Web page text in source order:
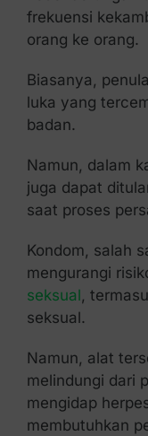
frekuensi
orang ke orang.
Biasanya,
luka yang
badan.
Namun, dalam
juga dapat
saat proses
Kondom, salah
mengurangi
seksual ,
seksual.
Namun, alat
melindungi dari
mengidap
membutuhkan